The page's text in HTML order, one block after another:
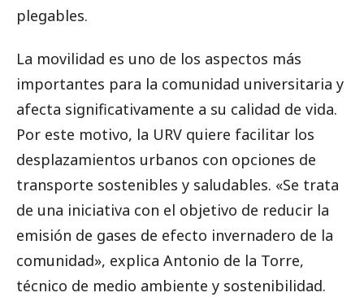
plegables.
La movilidad es uno de los aspectos más
importantes para la comunidad universitaria y
afecta significativamente a su calidad de vida.
Por este motivo, la URV quiere facilitar los
desplazamientos urbanos con opciones de
transporte sostenibles y saludables. «Se trata
de una iniciativa con el objetivo de reducir la
emisión de gases de efecto invernadero de la
comunidad», explica Antonio de la Torre,
técnico de medio ambiente y sostenibilidad.